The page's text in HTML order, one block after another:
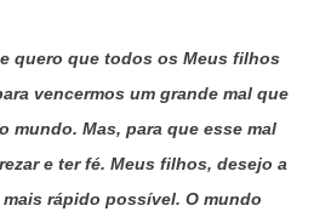
quero que todos os Meus filhos
vencermos um grande mal que
mundo. Mas, para que esse mal
e ter fé. Meus filhos, desejo a
rápido possível. O mundo